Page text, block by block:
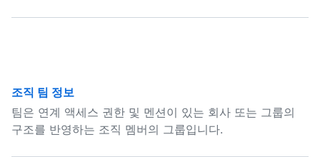
조직 팀 정보
팀은 연계 액세스 권한 및 멘션이 있는 회사 또는 그룹의
구조를 반영하는 조직 멤버의 그룹입니다.